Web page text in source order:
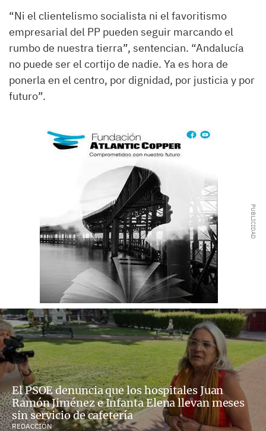
“Ni el clientelismo socialista ni el favoritismo
empresarial del PP pueden seguir marcando el
rumbo de nuestra tierra”, sentencian. “Andalucía
no puede ser el cortijo de nadie. Ya es hora de
ponerla en el centro, por dignidad, por justicia y por
futuro”.
El PSOE denuncia que los hospitales Juan
Ramón Jiménez e Infanta Elena llevan meses
sin servicio de cafetería
REDACCIÓN